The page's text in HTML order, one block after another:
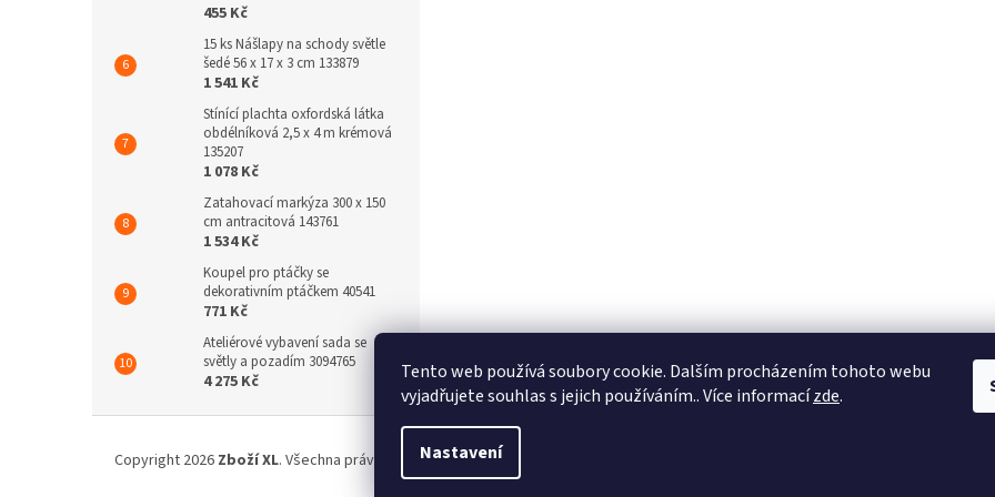
Tento web používá soubory cookie. Dalším procházením tohoto webu
vyjadřujete souhlas s jejich používáním.. Více informacízde.
Nastavení
455 Kč
15 ks Nášlapy na schody světle
šedé 56 x 17 x 3 cm 133879
1 541 Kč
Stínící plachta oxfordská látka
obdélníková 2,5 x 4 m krémová
135207
1 078 Kč
Zatahovací markýza 300 x 150
cm antracitová 143761
1 534 Kč
Koupel pro ptáčky se
dekorativním ptáčkem 40541
771 Kč
Ateliérové vybavení sada se
světly a pozadím 3094765
4 275 Kč
Copyright 2026 Zboží XL. Všechna práva vyhrazena.